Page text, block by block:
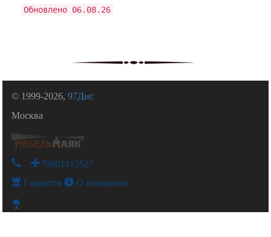
Обновлено 06.08.26
© 1999-2026,97Дис
Москва
+79801415527
Гарантия О компании